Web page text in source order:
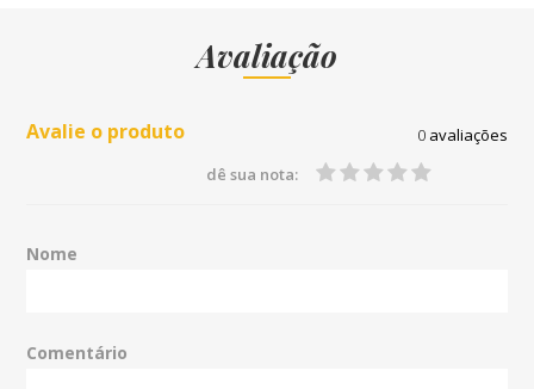
Avaliação
Avalie o produto 0avaliações
dê sua nota:
Nome
Comentário